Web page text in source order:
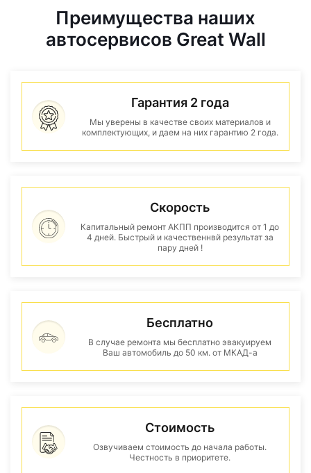
Преимущества наших
автосервисов Great Wall
Гарантия 2 года
Мы уверены в качестве своих материалов и
комплектующих, и даем на них гарантию 2 года.
Скорость
Капитальный ремонт АКПП производится от 1 до
4 дней. Быстрый и качественнвй результат за
пару дней !
Бесплатно
В случае ремонта мы бесплатно эвакуируем
Ваш автомобиль до 50 км. от МКАД-а
Стоимость
Озвучиваем стоимость до начала работы.
Честность в приоритете.